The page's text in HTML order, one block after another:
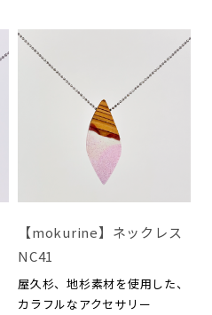
【mokurine】ネックレス
NC41
屋久杉、地杉素材を使用した、
カラフルなアクセサリー